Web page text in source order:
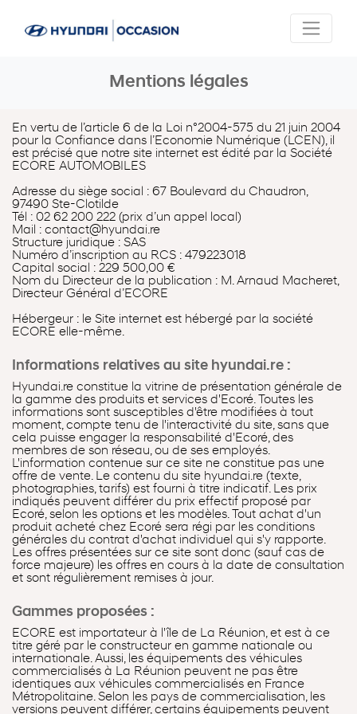
Mentions légales
En vertu de l’article 6 de la Loi n°2004-575 du 21 juin 2004
pour la Confiance dans l’Economie Numérique (LCEN), il
est précisé que notre site internet est édité par la Société
ECORE AUTOMOBILES
Adresse du siège social : 67 Boulevard du Chaudron,
97490 Ste-Clotilde
Tél : 02 62 200 222 (prix d’un appel local)
Mail : contact@hyundai.re
Structure juridique : SAS
Numéro d’inscription au RCS : 479223018
Capital social : 229 500,00 €
Nom du Directeur de la publication : M. Arnaud Macheret,
Directeur Général d’ECORE
Hébergeur : le Site internet est hébergé par la société
ECORE elle-même.
Informations relatives au site hyundai.re :
Hyundai.re constitue la vitrine de présentation générale de
la gamme des produits et services d'Ecoré. Toutes les
informations sont susceptibles d'être modifiées à tout
moment, compte tenu de l'interactivité du site, sans que
cela puisse engager la responsabilité d'Ecoré, des
membres de son réseau, ou de ses employés.
L'information contenue sur ce site ne constitue pas une
offre de vente. Le contenu du site hyundai.re (texte,
photographies, tarifs) est fourni à titre indicatif. Les prix
indiqués peuvent différer du prix effectif proposé par
Ecoré, selon les options et les modèles. Tout achat d'un
produit acheté chez Ecoré sera régi par les conditions
générales du contrat d'achat individuel qui s'y rapporte.
Les offres présentées sur ce site sont donc (sauf cas de
force majeure) les offres en cours à la date de consultation
et sont régulièrement remises à jour.
Gammes proposées :
ECORE est importateur à l'île de La Réunion, et est à ce
titre géré par le constructeur en gamme nationale ou
internationale. Aussi, les équipements des véhicules
commercialisés à La Réunion peuvent ne pas être
identiques aux véhicules commercialisés en France
Métropolitaine. Selon les pays de commercialisation, les
versions peuvent différer, certains équipements peuvent